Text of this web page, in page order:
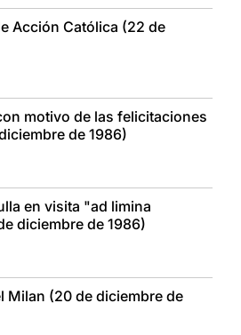
Acción Católica (22 de
motivo de las felicitaciones
de 1986)
en visita "ad limina
diciembre de 1986)
Milan (20 de diciembre de